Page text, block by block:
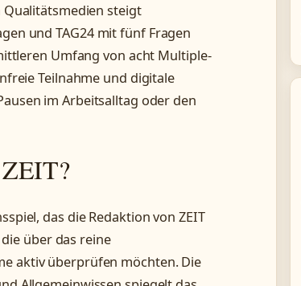
Qualitätsmedien steigt
und TAG24 mit fünf Fragen
Umfang von acht Multiple-
Teilnahme und digitale
im Arbeitsalltag oder den
ZEIT?
das die Redaktion von ZEIT
über das reine
aktiv überprüfen möchten. Die